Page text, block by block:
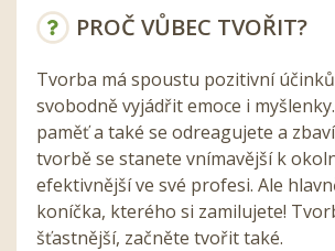
PROČ VŮBEC TVOŘIT?
Tvorba má spoustu pozitivní
svobodně vyjádřit emoce i
paměť a také se odreagujete a
tvorbě se stanete vnímavější k
efektivnější ve své profesi. Ale
koníčka, kterého si zamilujete!
šťastnější, začněte tvořit také.